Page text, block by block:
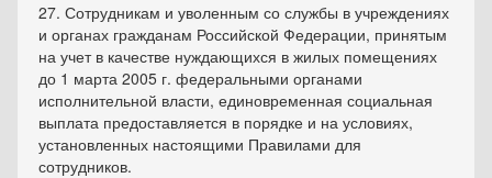
27. Сотрудникам и уволенным со службы в учреждениях
и органах гражданам Российской Федерации, принятым
на учет в качестве нуждающихся в жилых помещениях
до 1 марта 2005 г. федеральными органами
исполнительной власти, единовременная социальная
выплата предоставляется в порядке и на условиях,
установленных настоящими Правилами для
сотрудников.